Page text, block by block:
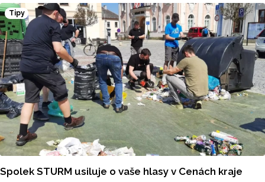
z norského HamKamu. Sigma to uvedla na svém webu,
o tom, na jak dlouho podepsal nov hráč smlouvu
neinformovala.
Tipy
Spolek STURM usiluje o vaše hlasy v Cenách kraje